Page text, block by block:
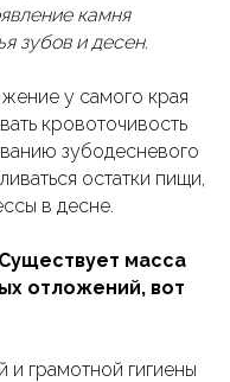
камня
зубов и десен.
у самого края
кровоточивость
зубодесневого
остатки пищи,
в десне.
масса
отложений, вот
и грамотной гигиены